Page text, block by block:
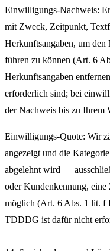
Einwilligungs-Nachweis:
mit Zweck, Zeitpunkt,
Herkunftsangaben, um
führen zu können (Art. 6
Herkunftsangaben
erforderlich sind; bei
der Nachweis bis zu Ihrem
Einwilligungs-Quote: Wir
angezeigt und die
abgelehnt wird —
oder Kundenkennung,
möglich (Art. 6 Abs. 1 lit. f
TDDDG ist dafür nicht